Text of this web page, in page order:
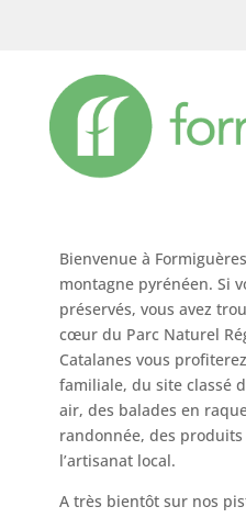
Bienvenue à
montagne pyrénéen. Si
préservés, vous avez
cœur du Parc Naturel
Catalanes vous
familiale, du site classé
air, des balades en
randonnée, des
l’artisanat local.
A très bientôt sur nos